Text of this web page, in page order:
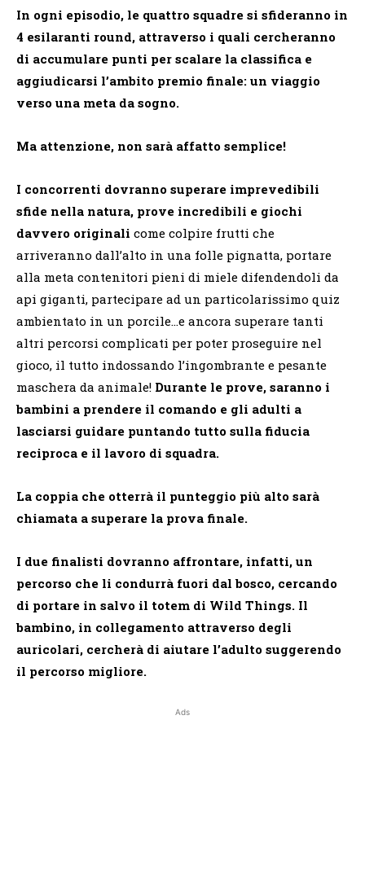
In ogni episodio, le quattro squadre si sfideranno in
4 esilaranti round, attraverso i quali cercheranno
di accumulare punti per scalare la classifica e
aggiudicarsi l’ambito premio finale: un viaggio
verso una meta da sogno.
Ma attenzione, non sarà affatto semplice!
I concorrenti dovranno superare imprevedibili
sfide nella natura, prove incredibili e giochi
davvero originali come colpire frutti che
arriveranno dall’alto in una folle pignatta, portare
alla meta contenitori pieni di miele difendendoli da
api giganti, partecipare ad un particolarissimo quiz
ambientato in un porcile…e ancora superare tanti
altri percorsi complicati per poter proseguire nel
gioco, il tutto indossando l’ingombrante e pesante
maschera da animale! Durante le prove, saranno i
bambini a prendere il comando e gli adulti a
lasciarsi guidare puntando tutto sulla fiducia
reciproca e il lavoro di squadra.
La coppia che otterrà il punteggio più alto sarà
chiamata a superare la prova finale.
I due finalisti dovranno affrontare, infatti, un
percorso che li condurrà fuori dal bosco, cercando
di portare in salvo il totem di Wild Things. Il
bambino, in collegamento attraverso degli
auricolari, cercherà di aiutare l’adulto suggerendo
il percorso migliore.
Ads